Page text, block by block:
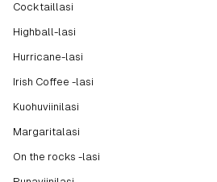
Cocktaillasi
Highball-lasi
Hurricane-lasi
Irish Coffee -lasi
Kuohuviinilasi
Margaritalasi
On the rocks -lasi